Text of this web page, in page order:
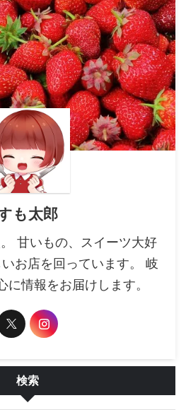
も太郎
甘いもの、スイーツ大好
お店を回っています。 岐
に情報をお届けします。
検索